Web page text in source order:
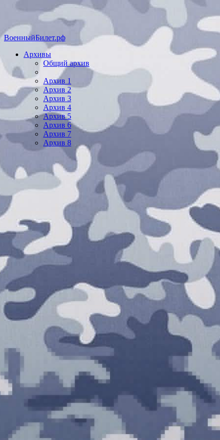
ВоенныйБилет.рф
Архивы
Общий архив
Архив 1
Архив 2
Архив 3
Архив 4
Архив 5
Архив 6
Архив 7
Архив 8